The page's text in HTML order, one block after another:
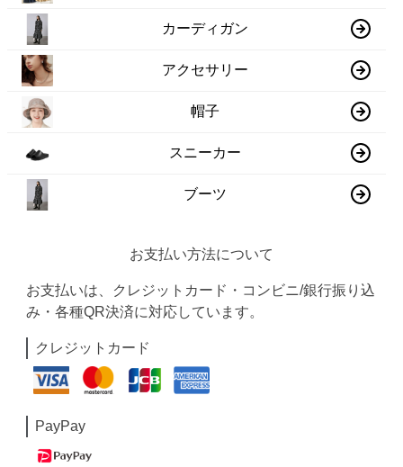
カーディガン
アクセサリー
帽子
スニーカー
ブーツ
お支払い方法について
お支払いは、クレジットカード・コンビニ/銀行振り込
み・各種QR決済に対応しています。
クレジットカード
PayPay